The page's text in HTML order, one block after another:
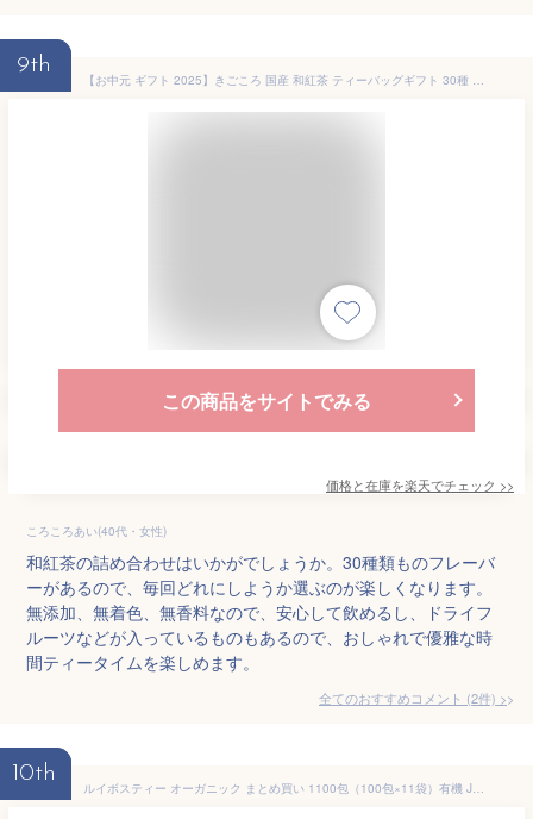
9th
【お中元 ギフト 2025】きごころ 国産 和紅茶 ティーバッグギフト 30種 詰め合わせ 無添加 飲み比べ 個包装 三角ティーバッグ 贈答用 プレゼント リラックス 内祝い お返し 結婚祝い 香典返し 食べ物以外 熨斗対応 送料無料 2025 夏ギフト 水出し
この商品をサイトでみる
価格と在庫を楽天でチェック >>
ころころあい(40代・女性)
和紅茶の詰め合わせはいかがでしょうか。30種類ものフレーバ
ーがあるので、毎回どれにしようか選ぶのが楽しくなります。
無添加、無着色、無香料なので、安心して飲めるし、ドライフ
ルーツなどが入っているものもあるので、おしゃれで優雅な時
間ティータイムを楽しめます。
全てのおすすめコメント (2件) >
10th
ルイボスティー オーガニック まとめ買い 1100包（100包×11袋）有機 JAS 業務用 福袋 ティーバッグ 煮出し 水出し アイスティー ハーブティー お茶 紅茶 美容茶 健康茶 ノンカフェイン ふくちゃ がぶ飲みルイボスティー ダイエットティー